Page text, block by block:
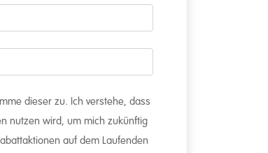
dieser zu. Ich verstehe, dass
nutzen wird, um mich zukünftig
auf dem Laufenden